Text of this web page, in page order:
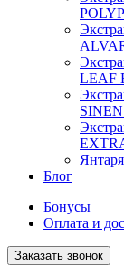
LEAF
Блог
Бонусы
Оплата и
Заказать звонок